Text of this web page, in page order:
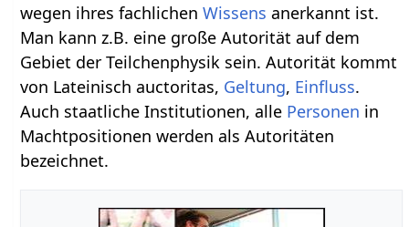
wegen ihres fachlichenWissens anerkannt ist.
Man kann z.B. eine große Autorität auf dem
Gebiet der Teilchenphysik sein. Autorität kommt
von Lateinisch auctoritas, Geltung, Einfluss.
Auch staatliche Institutionen, alle Personen in
Machtpositionen werden als Autoritäten
bezeichnet.